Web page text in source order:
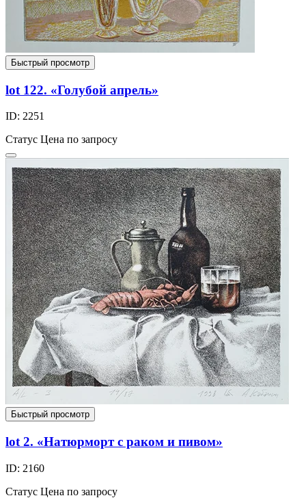
Быстрый просмотр
lot 122. «Голубой апрель»
ID: 2251
Статус Цена по запросу
Быстрый просмотр
lot 2. «Натюрморт с раком и пивом»
ID: 2160
Статус Цена по запросу